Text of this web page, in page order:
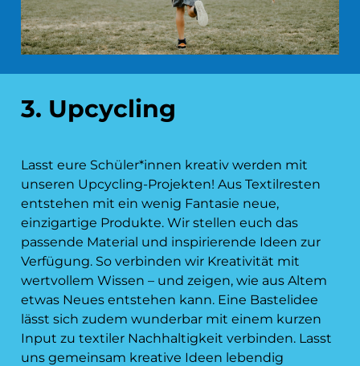
3. Upcycling
Lasst eure Schüler*innen kreativ werden mit
unseren Upcycling-Projekten! Aus Textilresten
entstehen mit ein wenig Fantasie neue,
einzigartige Produkte. Wir stellen euch das
passende Material und inspirierende Ideen zur
Verfügung. So verbinden wir Kreativität mit
wertvollem Wissen – und zeigen, wie aus Altem
etwas Neues entstehen kann. Eine Bastelidee
lässt sich zudem wunderbar mit einem kurzen
Input zu textiler Nachhaltigkeit verbinden. Lasst
uns gemeinsam kreative Ideen lebendig